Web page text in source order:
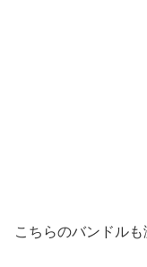
こちらのバンドルも